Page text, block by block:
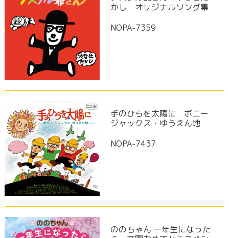
かし オリジナルソング集
NOPA-7359
手のひらを太陽に ボニー
ジャックス・ゆうえん地
NOPA-7437
ののちゃん 一年生になった